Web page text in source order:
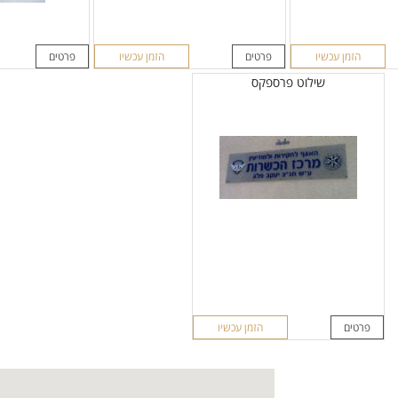
הזמן עכשיו פרטים הזמן עכשיו פרטים
שילוט פרספקס
פרטים הזמן עכשיו